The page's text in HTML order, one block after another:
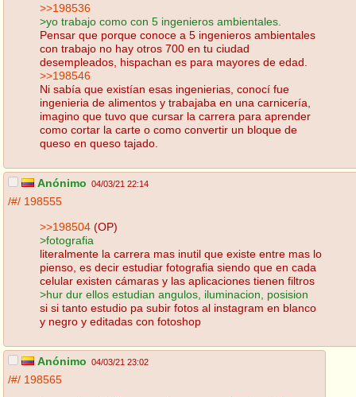
>>198536
>yo trabajo como con 5 ingenieros ambientales.
Pensar que porque conoce a 5 ingenieros ambientales
con trabajo no hay otros 700 en tu ciudad
desempleados, hispachan es para mayores de edad.
>>198546
Ni sabía que existían esas ingenierias, conocí fue
ingenieria de alimentos y trabajaba en una carnicería,
imagino que tuvo que cursar la carrera para aprender
como cortar la carte o como convertir un bloque de
queso en queso tajado.
Anónimo 04/03/21 22:14
/#/ 198555
>>198504 (OP)
>fotografia
literalmente la carrera mas inutil que existe entre mas lo
pienso, es decir estudiar fotografia siendo que en cada
celular existen cámaras y las aplicaciones tienen filtros
>hur dur ellos estudian angulos, iluminacion, posision
si si tanto estudio pa subir fotos al instagram en blanco
y negro y editadas con fotoshop
Anónimo 04/03/21 23:02
/#/ 198565